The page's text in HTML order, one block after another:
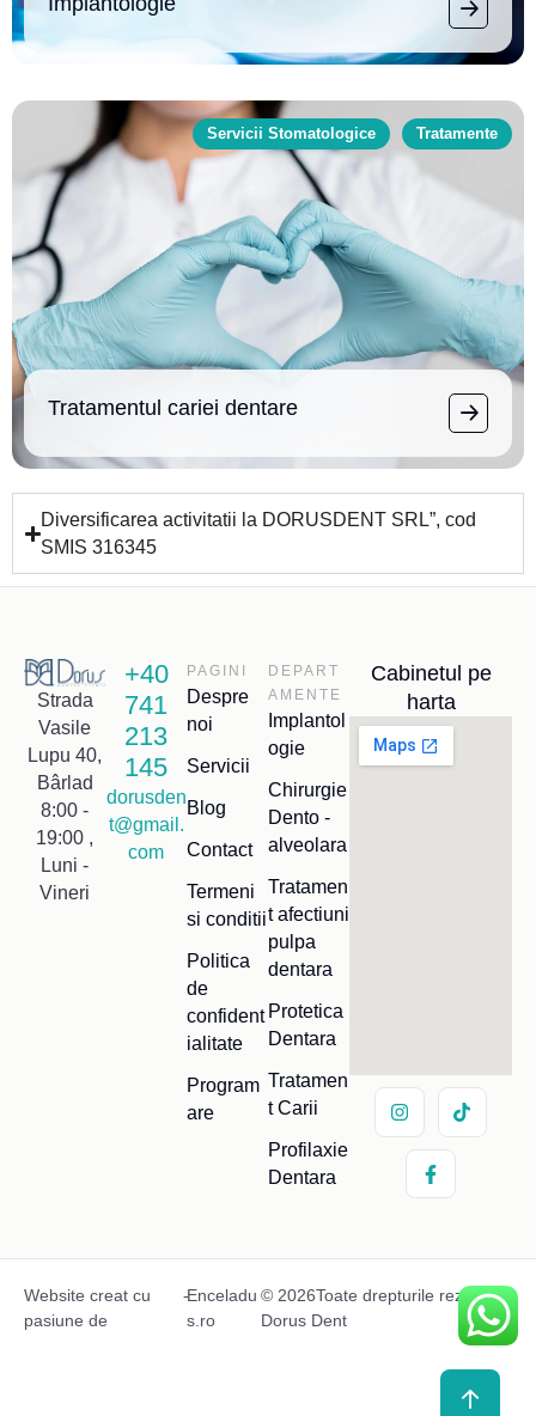
Servicii Stomatologice Tratamente
Tratamentul cariei dentare
Diversificarea activitatii la DORUSDENT SRL”, cod
SMIS 316345
Strada
Vasile
Lupu 40,
Bârlad
8:00 -
19:00 ,
Luni -
Vineri
+40
741
213
145
dorusden
t@gmail.
com
PAGINI
Despre
noi
Servicii
Blog
Contact
Termeni
si conditii
Politica
de
confident
ialitate
Program
are
DEPART
AMENTE
Implantol
ogie
Chirurgie
Dento -
alveolara
Tratamen
t afectiuni
pulpa
dentara
Protetica
Dentara
Tratamen
t Carii
Profilaxie
Dentara
Cabinetul pe
harta
Website creat cu
pasiune de
-Enceladu
s.ro
© 2026Toate drepturile rezervate
Dorus Dent